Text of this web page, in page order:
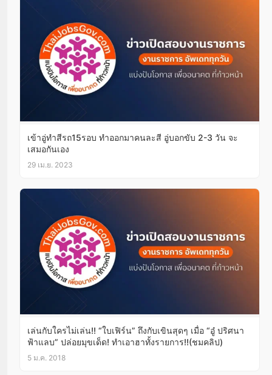
เข้าอู่ทำสีรถ15รอบ ทำออกมาคนละสี อู่บอกขับ 2-3 วัน จะ
เสมอกันเอง
29 เม.ย. 2023
เล่นกับใครไม่เล่น!! “ใบเฟิร์น” ถึงกับเขินสุดๆ เมื่อ “อู๋ ปริศนา
ฟ้าแลบ” ปล่อยมุขเด็ด! ทำเอาฮาทั้งรายการ!!(ชมคลิป)
5 ม.ค. 2018